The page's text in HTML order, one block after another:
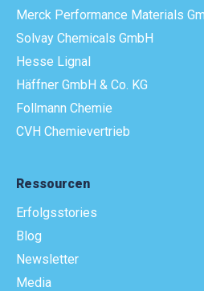
Merck Performance Materials
Solvay Chemicals GmbH
Hesse Lignal
Häffner GmbH & Co. KG
Follmann Chemie
CVH Chemievertrieb
Ressourcen
Erfolgsstories
Blog
Newsletter
Media